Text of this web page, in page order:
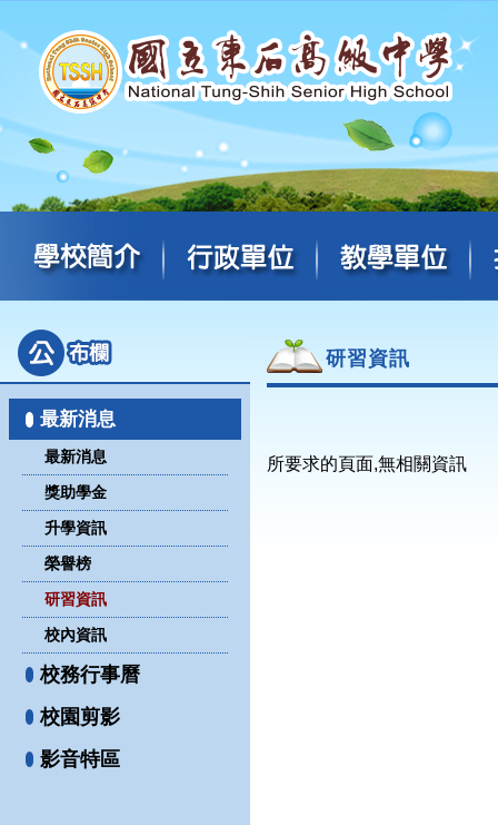
最新消息
最新消息
獎助學金
升學資訊
榮譽榜
研習資訊
校內資訊
校務行事曆
校園剪影
影音特區
研習資訊
所要求的頁面,無相關資訊